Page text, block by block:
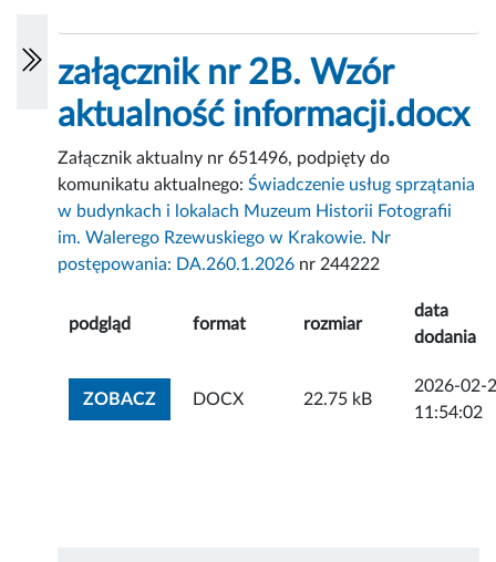
załącznik nr 2B. Wzór
aktualność informacji.docx
Załącznik aktualny nr 651496, podpięty do
komunikatu aktualnego:Świadczenie usług sprzątania
w budynkach i lokalach Muzeum Historii Fotografii
im. Walerego Rzewuskiego w Krakowie. Nr
postępowania: DA.260.1.2026 nr 244222
podgląd format rozmiar
data
dodania
ZOBACZZOBACZ ZAŁĄCZNIK
DOCX 22.75 kB
2026-02-
11:54:02